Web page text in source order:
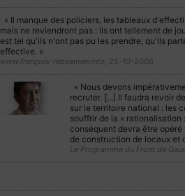
« Il manque des policiers, les tableaux
mais ne reviendront pas : ils ont tellement de
est tel qu'ils n'ont pas pu les prendre, qu'ils
effective. »
www.françois-rebsamen.info, 25-10-2006
« Nous devons
recruter. [...] Il faudra revoir
sur le territoire national : les
souffrir de la « rationalisation
conséquent devra être
de construction de locaux et
Le Programme du Front de